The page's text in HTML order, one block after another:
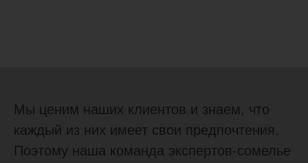
Мы ценим наших клиентов и знаем, что
каждый из них имеет свои предпочтения.
Поэтому наша команда экспертов-сомелье